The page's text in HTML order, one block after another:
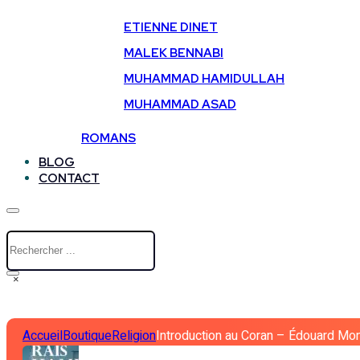
ETIENNE DINET
MALEK BENNABI
MUHAMMAD HAMIDULLAH
MUHAMMAD ASAD
ROMANS
BLOG
CONTACT
Rechercher
×
AccueilBoutiqueReligionIntroduction au Coran – Édouard